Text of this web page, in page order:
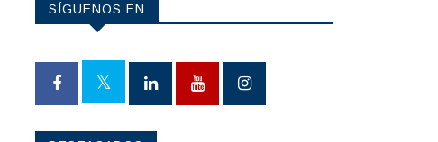
SÍGUENOS EN